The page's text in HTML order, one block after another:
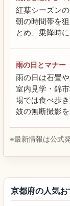
紅葉シーズン
朝の時間帯を
とめ、乗降時
雨の日とマナー
雨の日は石畳
室内見学・錦
場では食べ歩
妓の無断撮影
※最新情報は公式
京都府の人気